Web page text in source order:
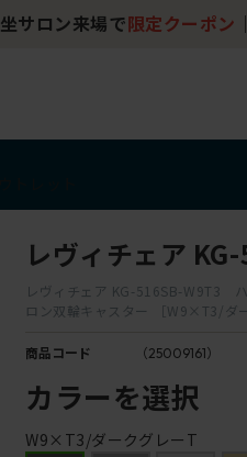
坐サロン来場で 限定クーポン
レヴィチェア
レヴィチェア KG-516SB-W9T3
ロン双輪キャスター ［W9×T3/ダ
商品コード （25009161）
カラーを選択
W9×T3/ダークグレーT